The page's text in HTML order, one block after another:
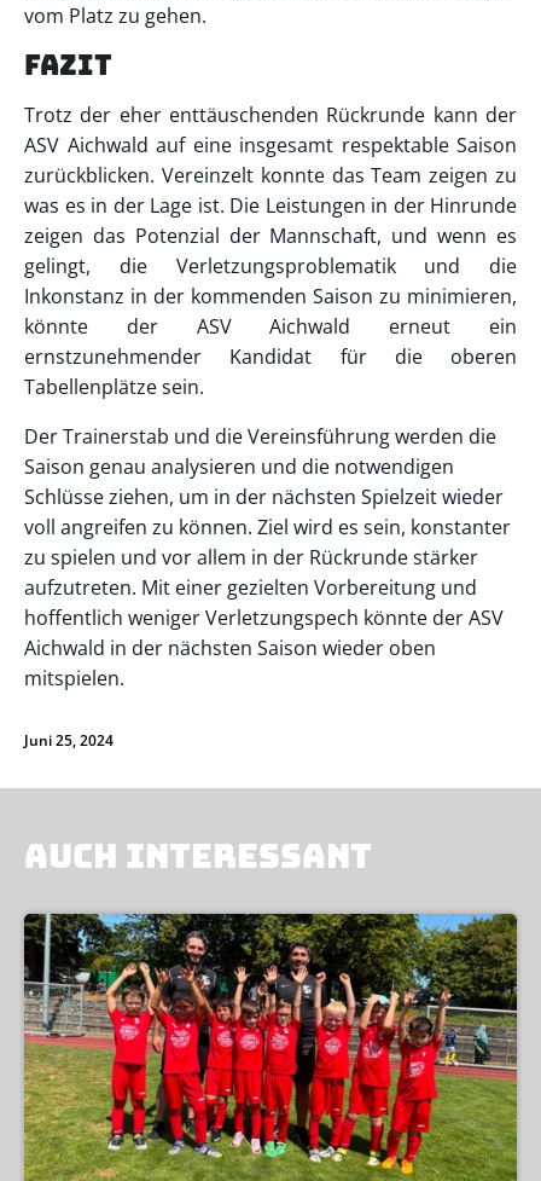
vom Platz zu gehen.
Fazit
Trotz der eher enttäuschenden Rückrunde kann der
ASV Aichwald auf eine insgesamt respektable Saison
zurückblicken. Vereinzelt konnte das Team zeigen zu
was es in der Lage ist. Die Leistungen in der Hinrunde
zeigen das Potenzial der Mannschaft, und wenn es
gelingt, die Verletzungsproblematik und die
Inkonstanz in der kommenden Saison zu minimieren,
könnte der ASV Aichwald erneut ein
ernstzunehmender Kandidat für die oberen
Tabellenplätze sein.
Der Trainerstab und die Vereinsführung werden die
Saison genau analysieren und die notwendigen
Schlüsse ziehen, um in der nächsten Spielzeit wieder
voll angreifen zu können. Ziel wird es sein, konstanter
zu spielen und vor allem in der Rückrunde stärker
aufzutreten. Mit einer gezielten Vorbereitung und
hoffentlich weniger Verletzungspech könnte der ASV
Aichwald in der nächsten Saison wieder oben
mitspielen.
Juni 25, 2024
AUCH INTERESSANT